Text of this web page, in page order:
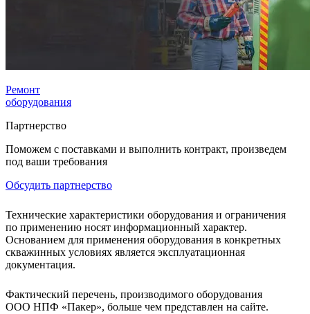
Ремонт
оборудования
Партнерство
Поможем с поставками и выполнить контракт, произведем
под ваши требования
Обсудить партнерство
Технические характеристики оборудования и ограничения
по применению носят информационный характер.
Основанием для применения оборудования в конкретных
скважинных условиях является эксплуатационная
документация.
Фактический перечень, производимого оборудования
ООО НПФ «Пакер», больше чем представлен на сайте.